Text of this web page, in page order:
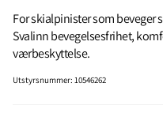
For skialpinister som beveger
Svalinn bevegelsesfrihet,
værbeskyttelse.
Utstyrsnummer:10546262